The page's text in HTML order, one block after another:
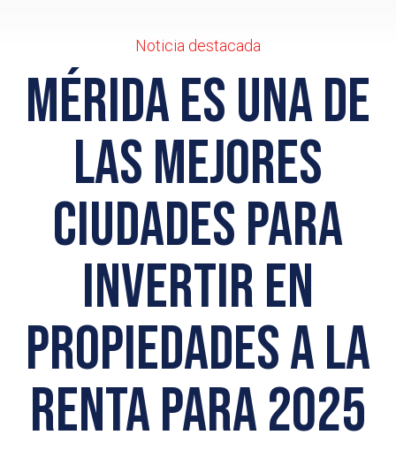
Noticia destacada
Mérida es una de
las mejores
ciudades para
invertir en
propiedades a la
renta para 2025